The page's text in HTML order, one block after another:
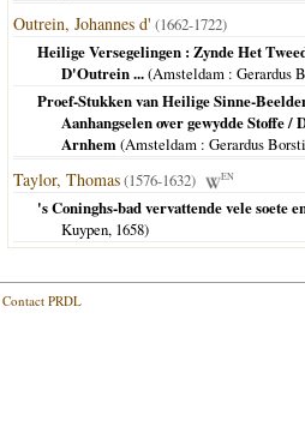
Outrein, Johannes d' (1662-1722)
Heilige Versegelingen : Zynde Het
D'Outrein ...(Amsteldam : Gerardus
Proef-Stukken van Heilige Sinne-
Aanhangselen over gewydde Stoffe
Arnhem(Amsteldam : Gerardus
Taylor, Thomas(1576-1632) EN
's Coninghs-bad vervattende vele soete
Kuypen, 1658)
Contact PRDL